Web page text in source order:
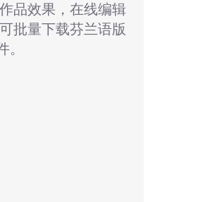
品效果，在线编辑
批量下载芬兰语版
。